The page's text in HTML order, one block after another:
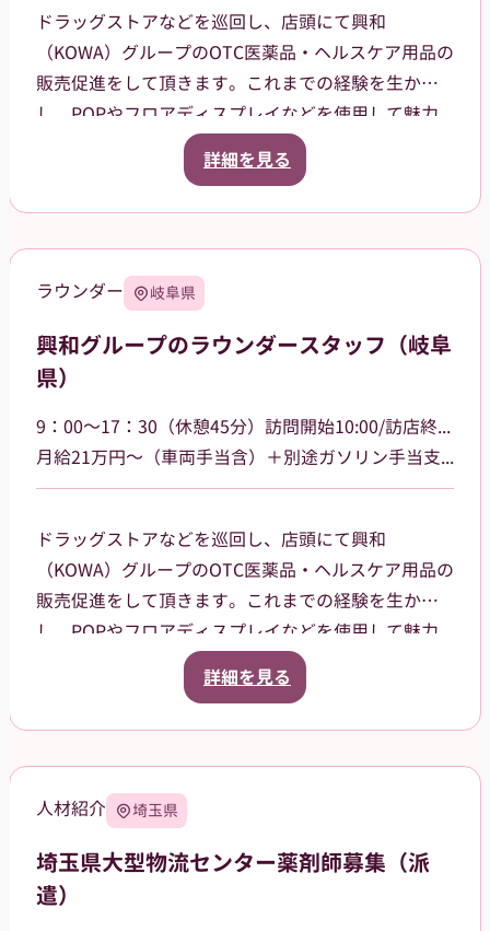
ドラッグストアなどを巡回し、店頭にて興和
（KOWA）グループのOTC医薬品・ヘルスケア用品の
販売促進をして頂きます。これまでの経験を生か
し、POPやフロアディスプレイなどを使用して魅力
的な売場作りをお願いします。また、商品や稼働に
関する研修などは、事前に担当者から数日間行いま
していただきます。
詳細を見る
ラウンダー 岐阜県
興和グループのラウンダースタッフ（岐阜
県）
9：00～17：30（休憩45分）訪問開始10:00/訪店終了17:00
月給21万円～（車両手当含）＋別途ガソリン手当支給 その他手当あり
ドラッグストアなどを巡回し、店頭にて興和
（KOWA）グループのOTC医薬品・ヘルスケア用品の
販売促進をして頂きます。これまでの経験を生か
し、POPやフロアディスプレイなどを使用して魅力
的な売場作りをお願いします。また、商品や稼働に
関する研修などは、事前に担当者から数日間行いま
岐阜県岐阜市、大垣市を中心に、周辺エリアなども
担当していただきます。
詳細を見る
人材紹介 埼玉県
埼玉県大型物流センター薬剤師募集（派
遣）